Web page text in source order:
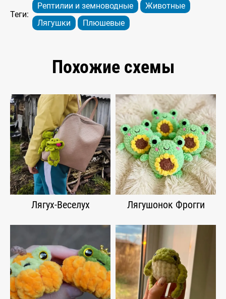
Теги:
Рептилии и земноводные
Животные
Лягушки
Плюшевые
Похожие схемы
Лягух-Веселух Лягушонок Фрогги